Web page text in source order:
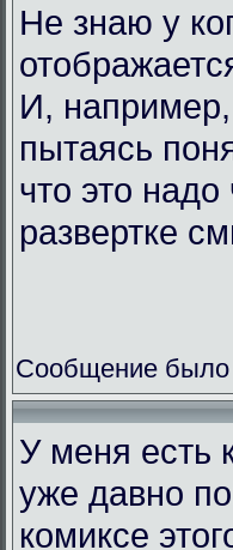
Не знаю у
И,
пытаясь
что это надо
развертке
Сообщение было
У меня есть
уже давно
комиксе